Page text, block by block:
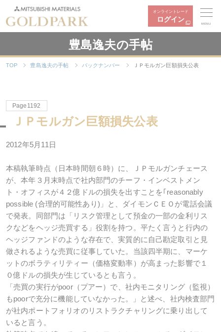
オンライントレード
ログイン
MENU
豊島逸夫の手帖
TOP 豊島逸夫の手帖 バックナンバー ＪＰモルガン巨額損失公表
Page1192
ＪＰモルガン巨額損失公表
2012年5月11日
本稿執筆時点（日本時間朝６時）に、ＪＰモルガンチェース
が、本年３月末時点で社内部門のチーフ・インベストメン
ト・オフィスが４２億ドルの損失を出すことを｢reasonably
possible (合理的可能性あり)」と、ダイモンＣＥＯが電話会議
で発表。同部門は「リスク管理として預金の一部の金利リス
クなどをヘッジ売買する」役割を持つ。平たく言うと行内の
ヘッジファンドのような存在で、実質的に自己勘定取引と見
做されるような売買に従事していた。当該四半期に、マーケ
ットのボラティリティー（価格変動率）が高まった影響で１
０億ドルの損失が生じているとも言う。
「売買の実行がpoor（プアー）で、社内モニタリング（監視）
もpoorで充分に機能していなかった。」と述べ、社内検査部門
が社内ポートフォリオのリストラクチャリングに乗り出して
いると言う。